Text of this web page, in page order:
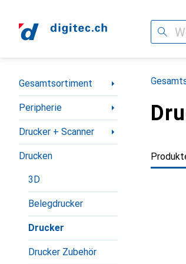
Suche
Navigation nach Kategorien
Gesamtsortiment
Peripherie
Drucker + Scanner
Drucken
3D
Belegdrucker
Drucker
Drucker Zubehör